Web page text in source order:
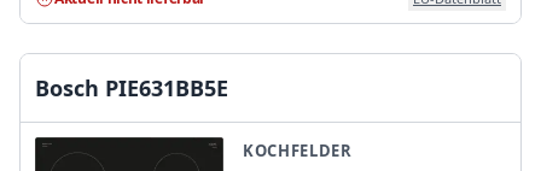
Bosch PIE631BB5E
KOCHFELDER